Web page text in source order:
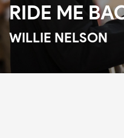
RIDE ME
WILLIE NELSON